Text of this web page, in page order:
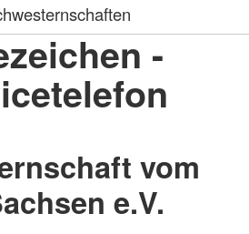
-
vom
e.V.